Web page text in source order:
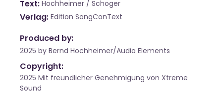
Text Hochheimer / Schoger
Verlag Edition SongConText
Produced by:
2025 by Bernd Hochheimer/Audio Elements
Copyright:
2025 Mit freundlicher Genehmigung von Xtreme
Sound